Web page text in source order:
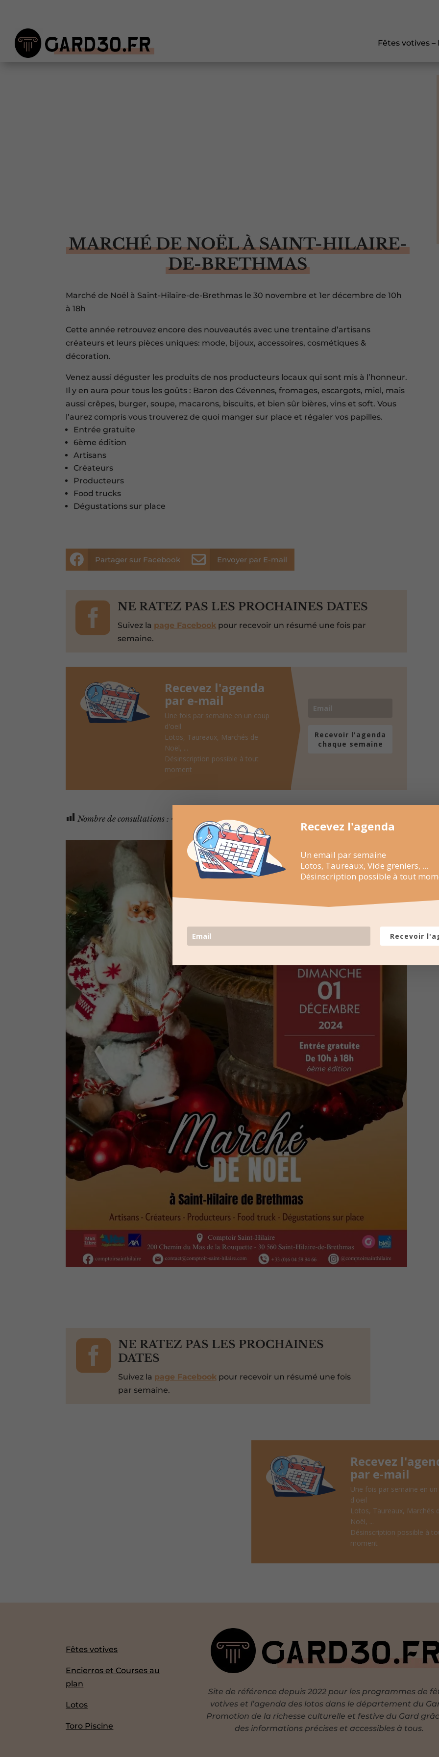
Fêtes votives –
MARCHÉ DE NOËL À SAINT-HILAIRE-
DE-BRETHMAS
Marché de Noël à Saint-Hilaire-de-Brethmas le 30 novembre et 1er décembre de 10h
à 18h
Cette année retrouvez encore des nouveautés avec une trentaine d’artisans
créateurs et leurs pièces uniques: mode, bijoux, accessoires, cosmétiques &
décoration.
Venez aussi déguster les produits de nos producteurs locaux qui sont mis à l’honneur.
Il y en aura pour tous les goûts : Baron des Cévennes, fromages, escargots, miel, mais
aussi crêpes, burger, soupe, macarons, biscuits, et bien sûr bières, vins et soft. Vous
l’aurez compris vous trouverez de quoi manger sur place et régaler vos papilles.
Entrée gratuite
6ème édition
Artisans
Créateurs
Producteurs
Food trucks
Dégustations sur place
 Partager sur Facebook  Envoyer par E-mail
 NE RATEZ PAS LES PROCHAINES DATES
Suivez la page Facebook pour recevoir un résumé une fois par
semaine.
Recevez l'agenda
par e-mail
Une fois par semaine en un coup
d'oeil
Lotos, Taureaux, Marchés de
Noël, ...
Désinscription possible à tout
moment
Recevoir l'agenda
chaque semaine
Nombre de consultations : 460

NE RATEZ PAS LES PROCHAINES
DATES
Suivez la page Facebookpour recevoir un résumé une fois
par semaine.
Recevez
par e-mail
Une fois par semaine en
d'oeil
Lotos, Taureaux, Marchés
Noël, ...
Désinscription possible à
moment
Fêtes votives
Encierros et Courses au
plan
Lotos
Toro Piscine
Site de référence depuis 2022 pour les programmes de
votives et l’agenda des lotos dans le département du
Promotion de la richesse culturelle et festive du Gard
des informations précises et accessibles à tous.
Recevez l'agenda
Un email par semaine
Lotos, Taureaux, Vide greniers, ...
Désinscription possible à tout
Recevoir